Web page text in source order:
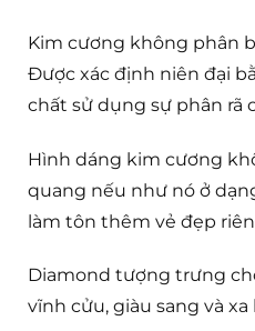
Kim cương không phân
Được xác định niên đại
chất sử dụng sự phân rã
Hình dáng kim cương
quang nếu như nó ở
làm tôn thêm vẻ đẹp
Diamond tượng trưng
vĩnh cửu, giàu sang và xa